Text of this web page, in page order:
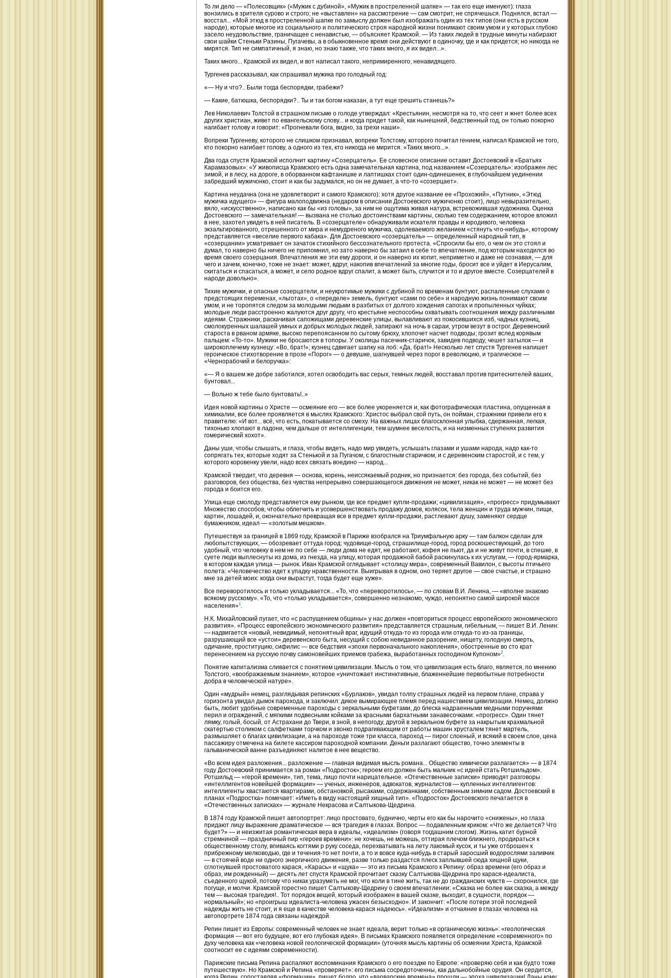
То ли дело — «Полесовщик» («Мужик с дубиной», «Мужик в простреленной шапке» — так его еще именуют): глаза
вонзились в зрителя сурово и строго; не «выставлен» на рассмотрение — сам смотрит, не спрячешься. Поднялся, встал —
восстал... «Мой этюд в простреленной шапке по замыслу должен был изображать один из тех типов (они есть в русском
народе), которые многое из социального и политического строя народной жизни понимают своим умом и у которых глубоко
засело неудовольствие, граничащее с ненавистью, — объясняет Крамской. — Из таких людей в трудные минуты набирают
свои шайки Стеньки Разины, Пугачевы, а в обыкновенное время они действуют в одиночку, где и как придется; но никогда не
мирятся. Тип не симпатичный, я знаю, но знаю также, что таких много, я их видел...».
Таких много... Крамской их видел, и вот написал такого, непримиренного, ненавидящего.
Тургенев рассказывал, как спрашивал мужика про голодный год:
«— Ну и что?.. Были тогда беспорядки, грабежи?
— Какие, батюшка, беспорядки?.. Ты и так богом наказан, а тут еще грешить станешь?»
Лев Николаевич Толстой в страшном письме о голоде утверждал: «Крестьянин, несмотря на то, что сеет и жнет более всех
других христиан, живет по евангельскому слову... и когда придет такой, как нынешний, бедственный год, он только покорно
нагибает голову и говорит: «Прогневали бога, видно, за грехи наши».
Вопреки Тургеневу, которого не слишком признавал, вопреки Толстому, которого почитал гением, написал Крамской не того,
кто покорно нагибает голову, а одного из тех, кто никогда не мирится. «Таких много...».
Два года спустя Крамской исполнит картину «Созерцатель». Ее словесное описание оставит Достоевский в «Братьях
Карамазовых»: «У живописца Крамского есть одна замечательная картина, под названием «Созерцатель»: изображен лес
зимой, и в лесу, на дороге, в оборванном кафтанишке и лаптишках стоит один-одинешенек, в глубочайшем уединении
забредший мужичонко, стоит и как бы задумался, но он не думает, а что-то «созерцает».
Картина неудачна (она не удовлетворит и самого Крамского): хотя другое название ее «Прохожий», «Путник», «Этюд
мужичка идущего» — фигура малоподвижна (недаром в описании Достоевского мужичонко стоит), лицо невыразительно,
вяло, «искусственно», написано как бы «из головы», за ним не ощутима живая натура, встревожившая художника. Оценка
Достоевского — замечательная! — вызвана не столько достоинствами картины, сколько тем содержанием, которое вложил
в нее, захотел увидеть в ней писатель. В «созерцателе» обнаруживали искателя правды и юродивого, человека
экзальтированного, отрешенного от мира и немудреного мужичка, одолеваемого желанием «стянуть что-нибудь», которому
представляется «веселие первого кабака». Для Достоевского «созерцатель» — определенный народный тип, в
«созерцании» усматривает он зачаток стихийного бессознательного протеста. «Спросили бы его, о чем он это стоял и
думал, то наверно бы ничего не припомнил, но зато наверно бы затаил в себе то впечатление, под которым находился во
время своего созерцания. Впечатления же эти ему дороги, и он наверно их копит, неприметно и даже не сознавая, — для
чего и зачем, конечно, тоже не знает: может, вдруг, накопив впечатлений за многие годы, бросит все и уйдет в Иерусалим,
скитаться и спасаться, а может, и село родное вдруг спалит, а может быть, случится и то и другое вместе. Созерцателей в
народе довольно».
Тихие мужички, и опасные созерцатели, и неукротимые мужики с дубиной по временам бунтуют, распаленные слухами о
предстоящих переменах, «льготах», о «переделе» земель, бунтуют «сами по себе» и народную жизнь понимают своим
умом, и не торопятся следом за молодыми людьми в разбитых от долгого хождения сапогах и пропыленных чуйках;
молодые люди расстроенно жалуются друг другу, что крестьяне неспособны охватывать соотношения между различными
идеями. Стражники, раскачивая сапожищами деревенские улицы, вылавливают из покосившихся изб, чадных кузниц,
смолокуренных шалашей умных и добрых молодых людей, запирают на ночь в сараи, утром везут в острог. Деревенский
староста в рваном армяке, высоко перепоясанном по сытому брюху, хлопочет насчет подводы; грозит вслед корявым
пальцем: «То-то». Мужики не бросаются в топоры. У околицы пасечник-старичок, завидев подводу, чешет затылок — и
широкоплечему кузнецу: «Во, брат!»; кузнец сдвигает шапку на лоб: «Да, брат!» Несколько лет спустя Тургенев напишет
героическое стихотворение в прозе «Порог» — о девушке, шагнувшей через порог в революцию, и трагическое —
«Чернорабочий и белоручка»:
«— Я о вашем же добре заботился, хотел освободить вас серых, темных людей, восставал против притеснителей ваших,
бунтовал...
— Вольно ж тебе было бунтовать!..»
Идея новой картины о Христе — осмеяние его — все более укореняется и, как фотографическая пластина, опущенная в
химикалии, все более проявляется в мыслях Крамского: Христос выбрал свой путь, он пойман, стражники привели его к
правителю: «И вот... всё, что есть, покатывается со смеху. На важных лицах благосклонная улыбка, сдержанная, легкая,
тихонько хлопают в ладони, чем дальше от интеллигенции, тем шумнее веселость, и на низменных ступенях развития
гомерический хохот».
Даны уши, чтобы слышать, и глаза, чтобы видеть, надо мир увидеть, услышать глазами и ушами народа, надо как-то
сопрягать тех, которые ходят за Стенькой и за Пугачом, с благостным старичком, и с деревенским старостой, и с тем, у
которого коровенку увели, надо всех связать воедино — народ...
Крамской твердит, что деревня — основа, корень, неиссякаемый родник, но признается: без города, без событий, без
разговоров, без общества, без чувства непрерывно совершающегося движения не может, никак не может — не может без
города и боится его.
Улица еще смолоду представляется ему рынком, где все предмет купли-продажи; «цивилизация», «прогресс» придумывают
Множество способов, чтобы облегчить и усовершенствовать продажу домов, колясок, тела женщин и труда мужчин, пищи,
картин, лошадей, и, окончательно превращая все в предмет купли-продажи, растлевают душу, заменяют сердце
бумажником, идеал — «золотым мешком».
Путешествуя за границей в 1869 году, Крамской в Париже взобрался на Триумфальную арку — там балкон сделан для
любопытствующих, — обозревает оттуда город: чудовище-город, страшилище-город, город роскошествующий, до того
удобный, что человеку в нем не по себе — люди дома не едят, не работают, кофея не пьют, да и не живут почти, в спешке, в
суете люди выплеснуты из дома, из гнезда, на улицу, которая продажной бабой раскинулась к их услугам, — город-ярмарка,
в котором каждая улица — рынок. Иван Крамской оглядывает «столицу мира», современный Вавилон, с высоты птичьего
полета: «Человечество идет к упадку нравственности. Выигрывая в одном, оно теряет другое — свое счастье, и страшно
мне за детей моих: когда они вырастут, тогда будет еще хуже».
Все переворотилось и только укладывается... «То, что «переворотилось», — по словам В.И. Ленина, — «вполне знакомо
всякому русскому». «То, что «только укладывается», совершенно незнакомо, чуждо, непонятно самой широкой массе
населения»1.
Н.К. Михайловский пугает, что «с распущением общины» у нас должен «повториться процесс европейского экономического
развития». «Процесс европейского экономического развития» представляется страшным, гибельным, — пишет В.И. Ленин:
— надвигается «новый, невидимый, непонятный враг, идущий откуда-то из города или откуда-то из-за границы,
разрушающий все «устои» деревенского быта, несущий с собою невиданное разорение, нищету, голодную смерть,
одичание, проституцию, сифилис — все бедствия «эпохи первоначального накопления», обостренные во сто крат
перенесением на русскую почву самоновейших приемов грабежа, выработанных господином Купоном»2.
Понятие капитализма сливается с понятием цивилизации. Мысль о том, что цивилизация есть благо, является, по мнению
Толстого, «воображаемым знанием», которое «уничтожает инстинктивные, блаженнейшие первобытные потребности
добра в человеческой натуре».
Один «мудрый» немец, разглядывая репинских «Бурлаков», увидал толпу страшных людей на первом плане, справа у
горизонта увидал дымок парохода, и заключил: дикое вымирающее племя перед нашествием цивилизации. Немец, должно
быть, любит удобные современные пароходы с зеркальными буфетами, до блеска надраенными медными поручнями
перил и ограждений, с мягкими подвесными койками за красными бархатными занавесочками: «прогресс». Один тянет
лямку, голый, босый, от Астрахани до Твери, в зной, в непогоду, другой в зеркальном буфете за накрытым крахмальной
скатертью столиком с салфетками торчком и звонко подрагивающим от работы машин хрусталем тянет мартель,
размышляет о благах цивилизации, а на пароходе тоже три класса, пароход — пирог слоеный, и всякий в своем слое, цена
пассажиру отмечена на билете кассиром пароходной компании. Деньги разлагают общество, точно элементы в
гальванической ванне разъединяют налитое в нее вещество.
«Во всем идея разложения... разложение — главная видимая мысль романа... Общество химически разлагается» — в 1874
году Достоевский принимается за роман «Подросток»; героем его должен быть мальчик «с идеей стать Ротшильдом».
Ротшильд — «герой времени», тип, тема, лицо почти нарицательное. «Отечественные записки» приводят разговоры
«интеллигентов новейшей формации» — ученых, инженеров, адвокатов, журналистов — купленных интеллигентов:
интеллигенты хвастаются квартирами, обстановкой, рысаками, содержанками, собственным зимним садом. Достоевский в
планах «Подростка» помечает: «Иметь в виду настоящий хищный тип». «Подросток» Достоевского печатается в
«Отечественных записках» — журнале Некрасова и Салтыкова-Щедрина.
В 1874 году Крамской пишет автопортрет: лицо простовато, буднично, черты его как бы нарочито «снижены», но глаза
придают лицу выражение драматическое — вся трагедия в глазах. Вопрос — подавленным криком: «Что же делается? Что
будет?» — и неизжитая романтическая вера в идеалы, «идеализм» (говоря тогдашним слогом). Жизнь катит бурной
стремниной — праздничный пир «героев времени»: не хочешь, не можешь, оттирая плечом ближнего, продираться к
общественному столу, впиваясь когтями р руку соседа, перехватывать на лету лакомый кусок, и ты уже отброшен к
прибрежному мелководью, где и течения-то нет почти, а то и вовсе куда-нибудь в старый заросший водорослями заливчик
— в стоячей воде ни одного энергичного движения, разве только раздастся плеск заплывшей сюда хищной щуки,
сглотнувшей простоватого карася, «Карась» и «щука» — это из письма Крамского к Репину: образ времени (его образ и
образ, им рожденный) — десять лет спустя Крамской прочитает сказку Салтыкова-Щедрина про карася-идеалиста,
съеденного щукой, потому что никак уразуметь не мог, что коли в тине жить, так не до гражданских чувств — схоронился, где
погуще, и молчи. Крамской горестно пишет Салтыкову-Щедрину о своем впечатлении: «Сказка не более как сказка, а между
тем — высокая трагедия!.. Тот порядок вещей, который изображен в вашей сказке, выходит, в сущности, порядок —
нормальный»; но «проигрыш идеалиста-человека ужасен безысходно». И закончит: «После потери этой последней
надежды жить не стоит, и я еще в качестве человека-карася надеюсь». «Идеализм» и отчаяние в глазах человека на
автопортрете 1874 года связаны надеждой.
Репин пишет из Европы: современный человек не знает идеала, верит только «в органическую жизнь»: «геологическая
формация — вот его будущее, вот его глубокая идея». В письмах Крамского появляется определение «современного» по
духу человека как «человека новой геологической формации» (уточняя мысль картины об осмеянии Христа, Крамской
соотносит ее с идеями современности).
Парижские письма Репина распаляют воспоминания Крамского о его поездке по Европе: «проверяю себя и как будто тоже
путешествую». Но Крамской и Репина «проверяет»: его письма сосредоточенны, как дальнобойные орудия. Он сердится,